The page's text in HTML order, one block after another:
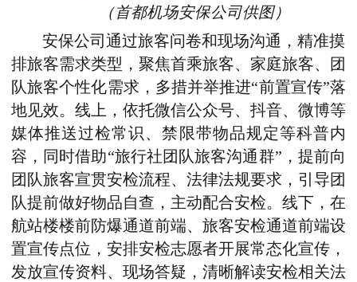
（首都机场安保公司供图）
安保公司通过旅客问卷和现场沟通，精准摸
排旅客需求类型，聚焦首乘旅客、家庭旅客、团
队旅客个性化需求，多措并举推进“前置宣传”落
地见效。线上，依托微信公众号、抖音、微博等
媒体推送过检常识、禁限带物品规定等科普内
容，同时借助“旅行社团队旅客沟通群”，提前向
团队旅客宣贯安检流程、法律法规要求，引导团
队提前做好物品自查，主动配合安检。线下，在
航站楼楼前防爆通道前端、旅客安检通道前端设
置宣传点位，安排安检志愿者开展常态化宣传，
发放宣传资料、现场答疑，清晰解读安检相关法